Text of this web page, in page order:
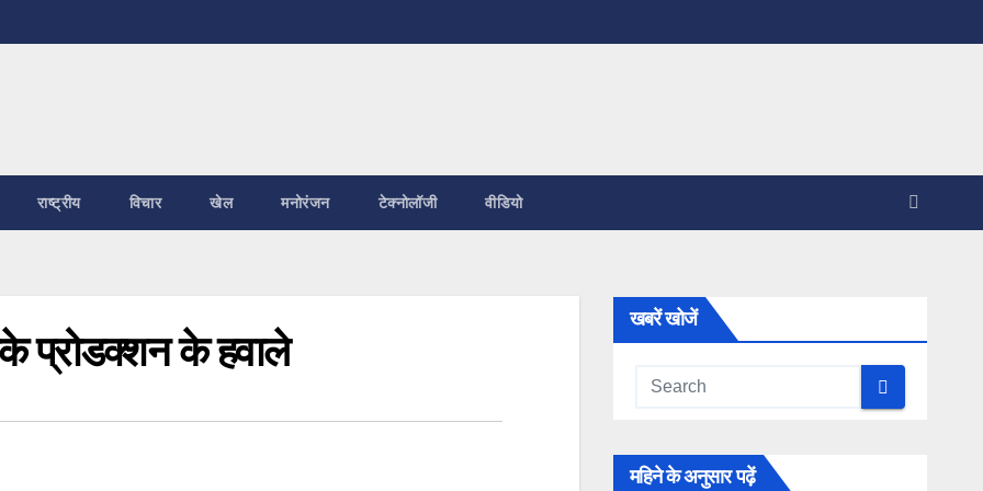
राष्ट्रीय विचार खेल मनोरंजन टेक्नोलॉजी वीडियो
प्रोडक्शन के हवाले
खबरें खोजें
महिने के अनुसार पढ़ें